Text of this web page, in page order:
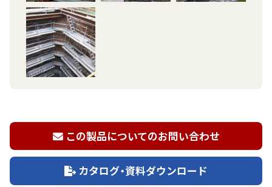
この製品についてのお問い合わせ
カタログ・資料ダウンロード